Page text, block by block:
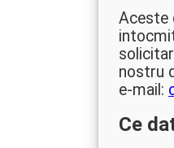
Aceste
nostru
e-mail:
Ce